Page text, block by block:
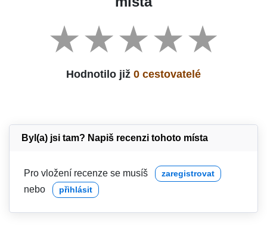
Hodnotilo již 0 cestovatelé
Byl(a) jsi tam? Napiš recenzi tohoto místa
Pro vložení recenze se musíš zaregistrovat
nebo přihlásit